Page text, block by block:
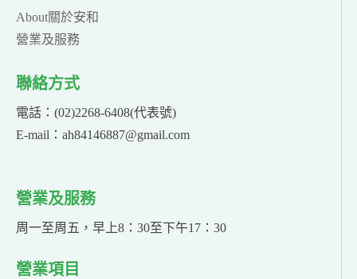
About關於安和
營業及服務
聯絡方式
電話：(02)2268-6408(代表號)
E-mail：ah84146887@gmail.com
營業及服務
周一至周五，早上8：30至下午17：30
營業項目